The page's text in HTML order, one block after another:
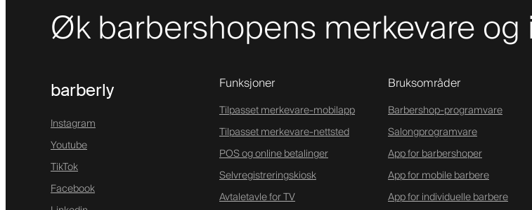
Øk barbershopens merkevare
barberly
Instagram
Youtube
TikTok
Facebook
Funksjoner
Tilpasset merkevare-mobilapp
Tilpasset merkevare-nettsted
POS og online betalinger
Selvregistreringskiosk
Avtaletavle for TV
Bruksområder
Barbershop-programvare
Salongprogramvare
App for barbershoper
App for mobile barbere
App for individuelle barbere